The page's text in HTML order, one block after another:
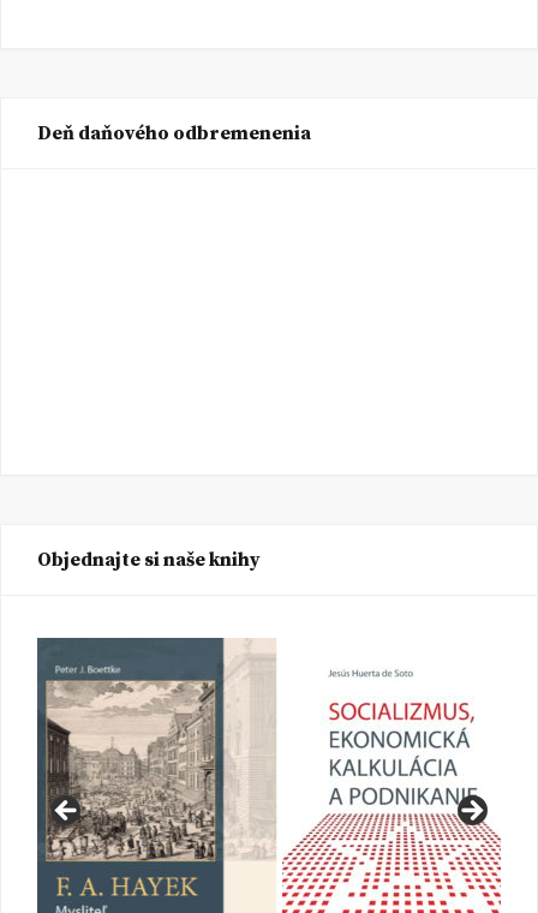
Deň daňového odbremenenia
Objednajte si naše knihy